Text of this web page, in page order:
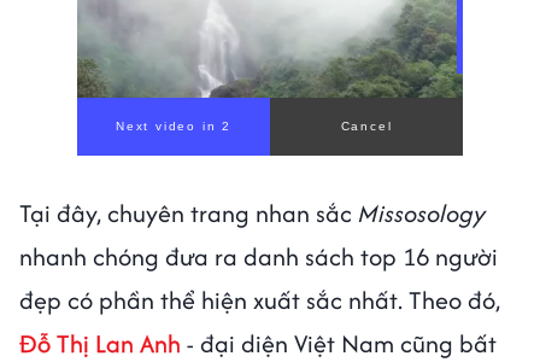
Tại đây, chuyên trang nhan sắc Missosology
nhanh chóng đưa ra danh sách top 16 người
đẹp có phần thể hiện xuất sắc nhất. Theo đó,
Đỗ Thị Lan Anh - đại diện Việt Nam cũng bất